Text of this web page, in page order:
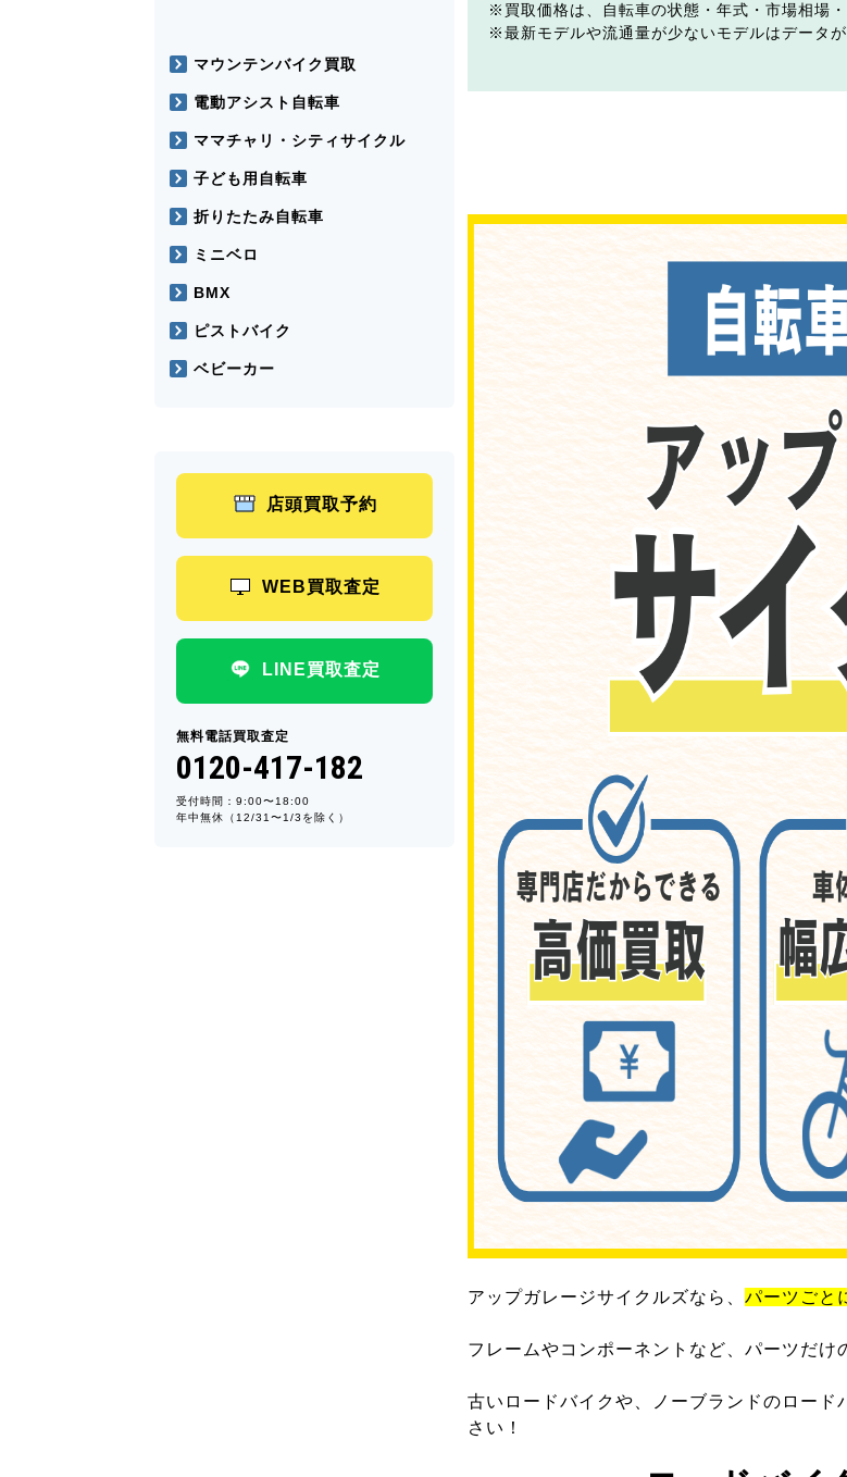
買取価格は、自転車の状態・年式・市場相場
最新モデルや流通量が少ないモデルはデータ
アップガレージサイクルズなら、 パーツごと
フレームやコンポーネントなど、パーツだけ
古いロードバイクや、ノーブランドのロー
さい！
マウンテンバイク買取
電動アシスト自転車
ママチャリ・シティサイクル
子ども用自転車
折りたたみ自転車
ミニベロ
BMX
ピストバイク
ベビーカー
店頭買取予約
WEB買取査定
LINE買取査定
無料電話買取査定
0120-417-182
受付時間：9:00〜18:00
年中無休（12/31〜1/3を除く）